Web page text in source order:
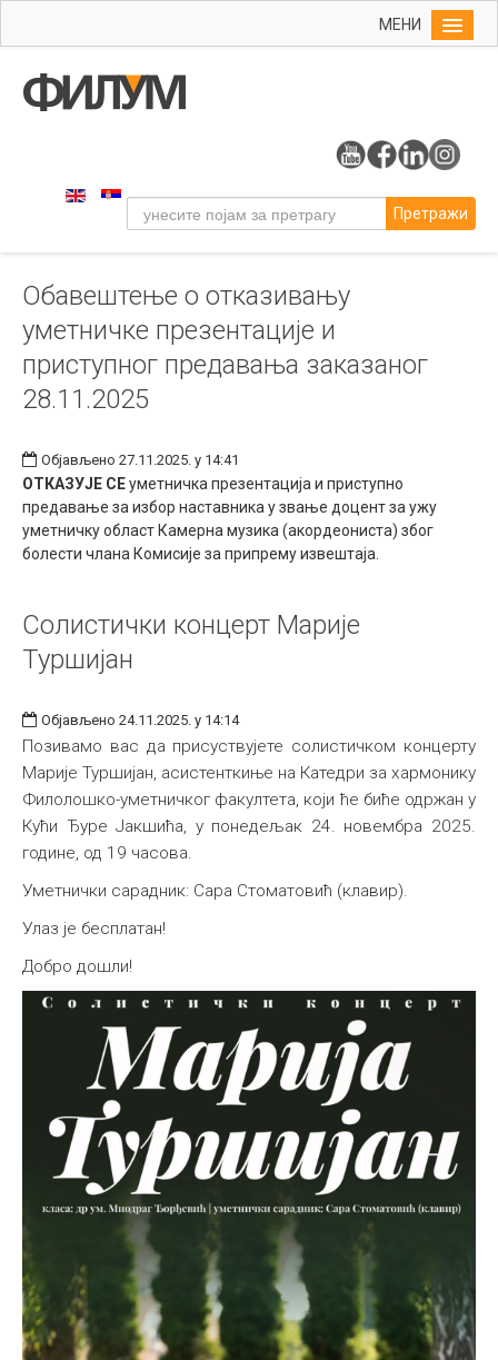
МЕНИ
Упис
Уметност
Музичка уметност
Примењена и ликовна уметност
Галерија
Издаваштво
Библиотека
Студенти
Међународна
Претражи
Обавештење о отказивању
уметничке презентације и
приступног предавања заказаног
28.11.2025
Објављено 27.11.2025. у 14:41
ОТКАЗУЈЕ СЕуметничка презентација и приступно
предавање за избор наставника у звање доцент за ужу
уметничку област Камерна музика (акордеониста) због
болести члана Комисије за припрему извештаја.
Солистички концерт Марије
Туршијан
Објављено 24.11.2025. у 14:14
Позивамо вас да присуствујете солистичком концерту
Марије Туршијан, асистенткиње на Катедри за хармонику
Филолошко-уметничког факултета, који ће биће одржан у
Кући Ђуре Јакшића, у понедељак 24. новембра 2025.
године, од 19 часова.
Уметнички сарадник: Сара Стоматовић (клавир).
Улаз је бесплатан!
Добро дошли!